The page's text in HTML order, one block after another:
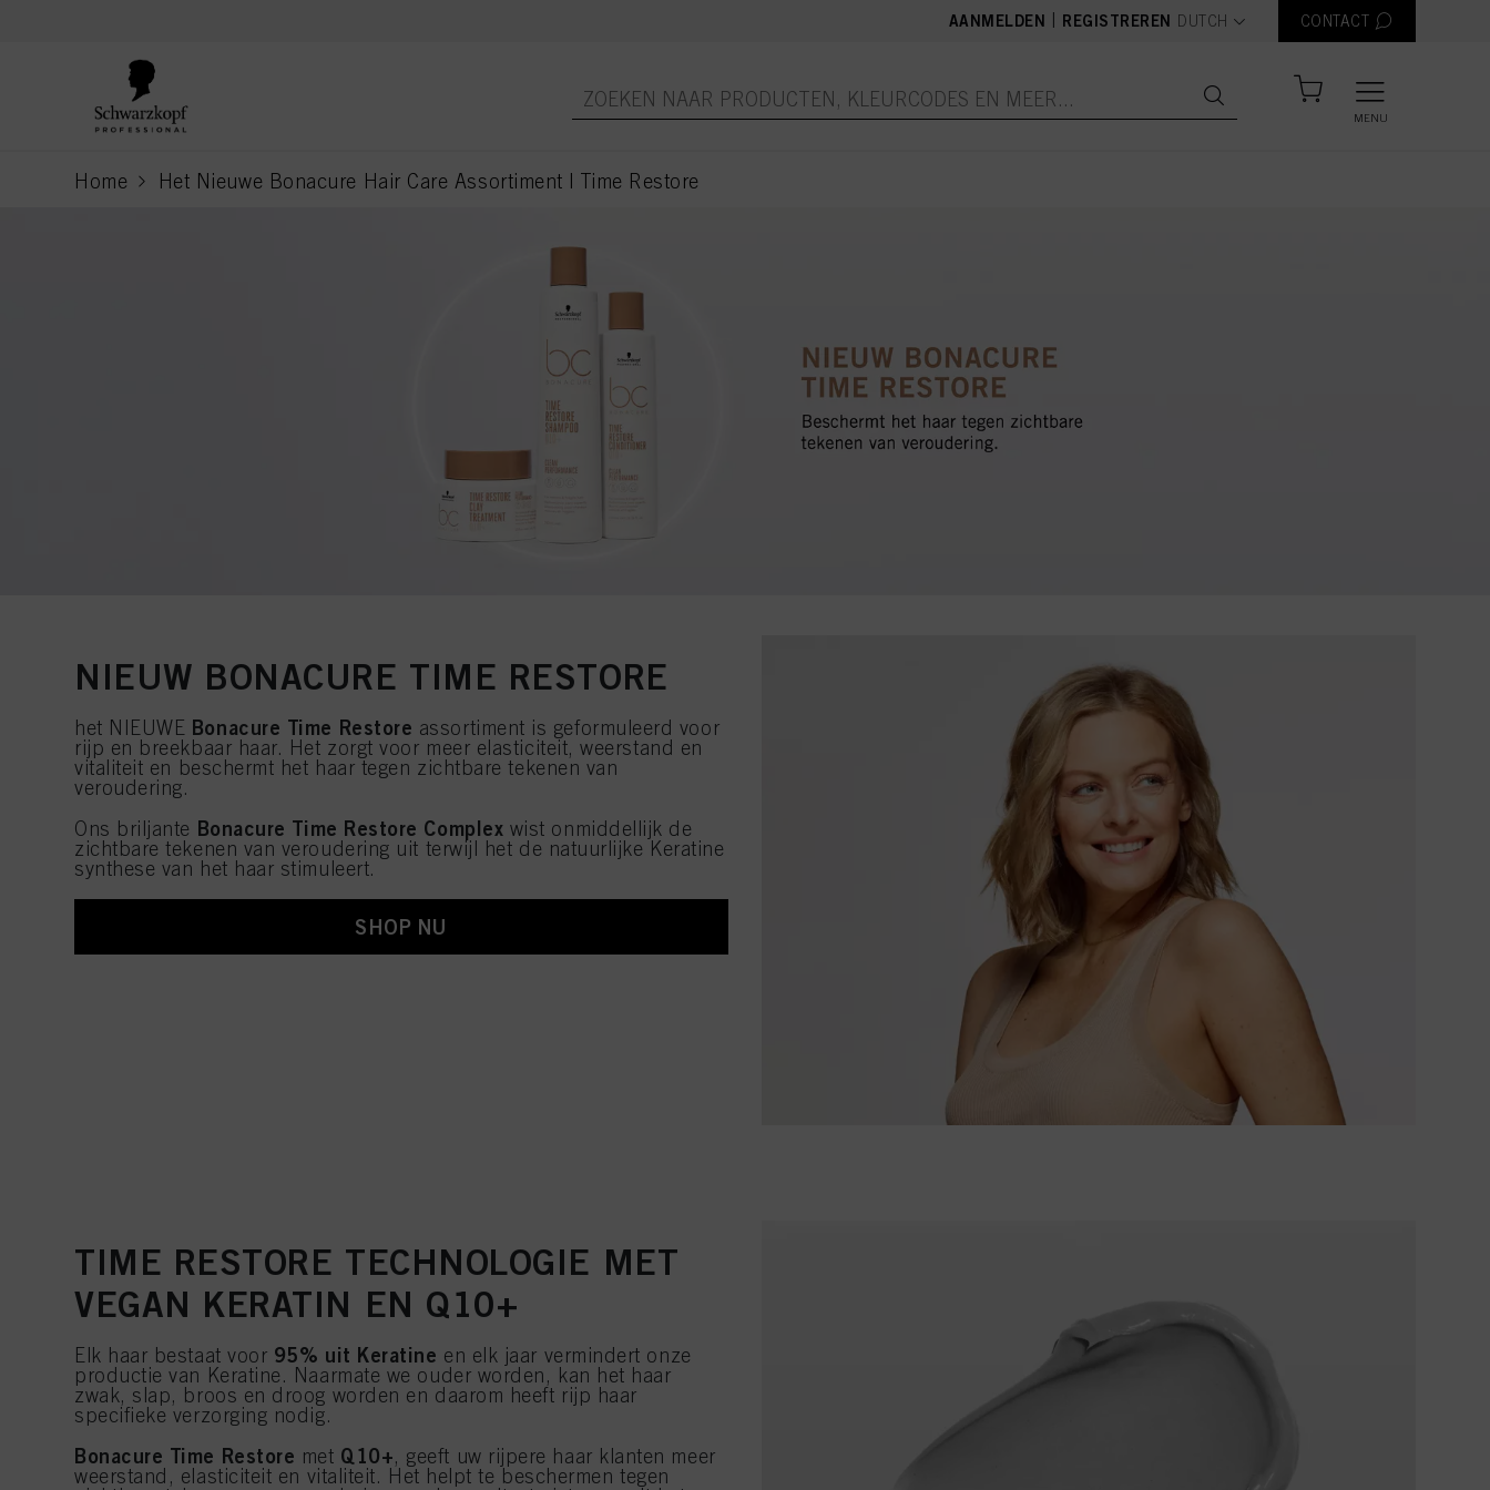
AANMELDEN REGISTREREN text.language
DUTCH CONTACT
MENU
Home Het Nieuwe Bonacure Hair Care Assortiment | Time Restore
current page
NIEUW BONACURE TIME RESTORE
het NIEUWE Bonacure Time Restore assortiment is geformuleerd voor
rijp en breekbaar haar. Het zorgt voor meer elasticiteit, weerstand en
vitaliteit en beschermt het haar tegen zichtbare tekenen van
veroudering.
Ons briljante Bonacure Time Restore Complex wist onmiddellijk de
zichtbare tekenen van veroudering uit terwijl het de natuurlijke Keratine
synthese van het haar stimuleert.
SHOP NU
TIME RESTORE TECHNOLOGIE MET
VEGAN KERATIN EN Q10+
Elk haar bestaat voor 95% uit Keratine en elk jaar vermindert onze
productie van Keratine. Naarmate we ouder worden, kan het haar
zwak, slap, broos en droog worden en daarom heeft rijp haar
specifieke verzorging nodig.
Bonacure Time Restore met Q10+, geeft uw rijpere haar klanten meer
weerstand, elasticiteit en vitaliteit. Het helpt te beschermen tegen